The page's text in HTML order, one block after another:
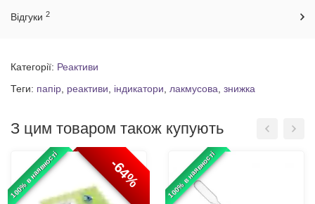
Відгуки 2
Категорії: Реактиви
Теги: папір реактиви індикатори лакмусова знижка
З цим товаром також купують
100% в наявності -64% 100% в наявності